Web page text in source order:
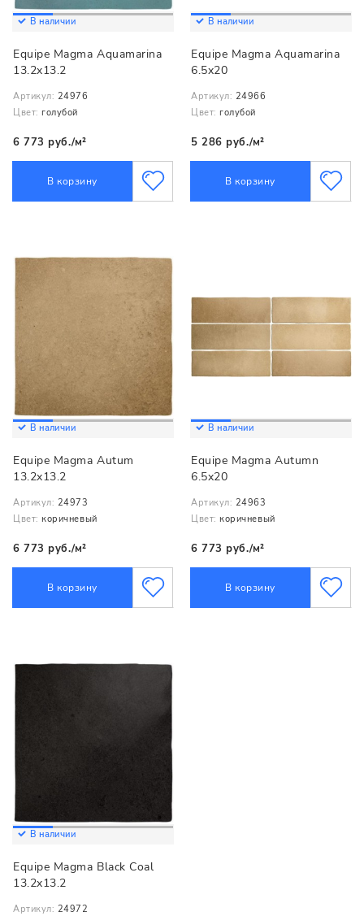
В наличии
Equipe Magma Aquamarina
13.2x13.2
Артикул: 24976
Цвет: голубой
6 773 руб./м²
В корзину
В наличии
Equipe Magma Aquamarina
6.5x20
Артикул: 24966
Цвет: голубой
5 286 руб./м²
В корзину
В наличии
Equipe Magma Autum
13.2x13.2
Артикул: 24973
Цвет: коричневый
6 773 руб./м²
В корзину
В наличии
Equipe Magma Autumn
6.5x20
Артикул: 24963
Цвет: коричневый
6 773 руб./м²
В корзину
В наличии
Equipe Magma Black Coal
13.2x13.2
Артикул: 24972